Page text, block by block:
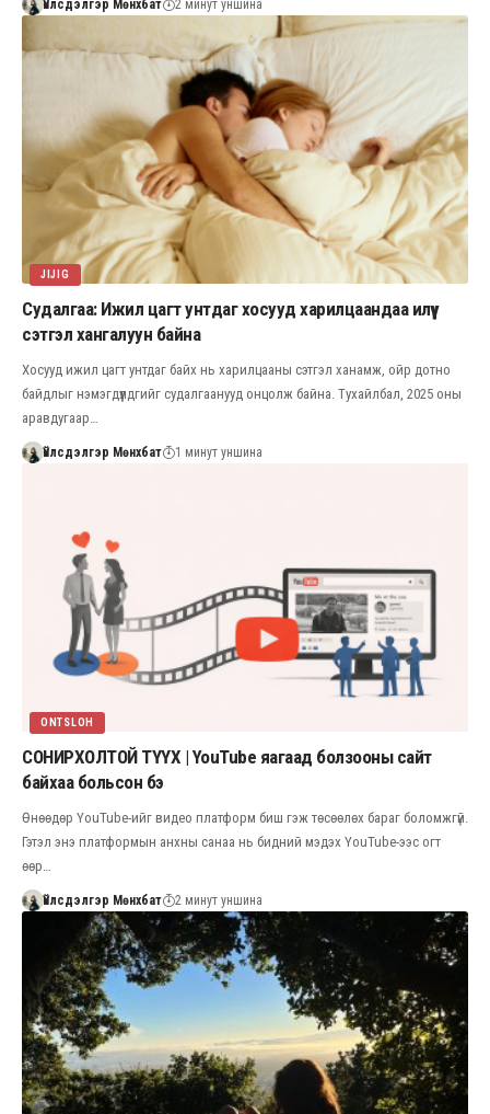
Үйлсдэлгэр Мөнхбат 2 минут уншина
JIJIG
Судалгаа: Ижил цагт унтдаг хосууд харилцаандаа илүү
сэтгэл хангалуун байна
Хосууд ижил цагт унтдаг байх нь харилцааны сэтгэл ханамж, ойр дотно
байдлыг нэмэгдүүлдгийг судалгаанууд онцолж байна. Тухайлбал, 2025 оны
аравдугаар…
Үйлсдэлгэр Мөнхбат 1 минут уншина
ONTSLOH
СОНИРХОЛТОЙ ТҮҮХ | YouTube яагаад болзооны сайт
байхаа больсон бэ
Өнөөдөр YouTube-ийг видео платформ биш гэж төсөөлөх бараг боломжгүй.
Гэтэл энэ платформын анхны санаа нь бидний мэдэх YouTube-ээс огт
өөр…
Үйлсдэлгэр Мөнхбат 2 минут уншина